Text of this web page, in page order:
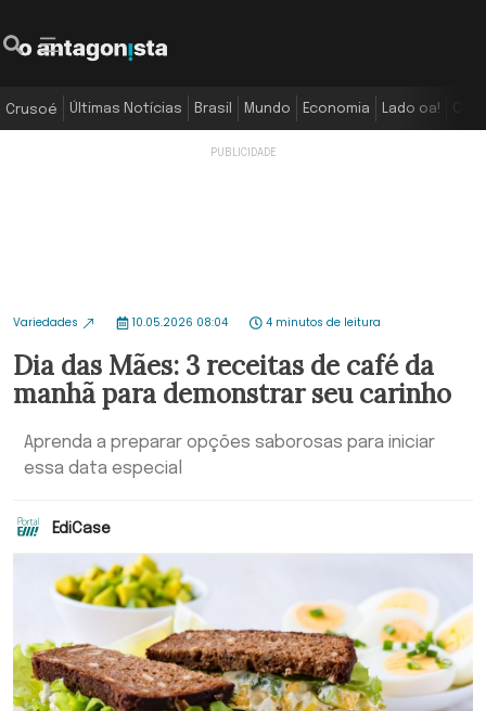
Crusoé Últimas Notícias Brasil Mundo Economia Lado oa!
Variedades 10.05.2026 08:04 4 minutos de leitura
Dia das Mães: 3 receitas de café da
manhã para demonstrar seu carinho
Aprenda a preparar opções saborosas para iniciar
essa data especial
EdiCase